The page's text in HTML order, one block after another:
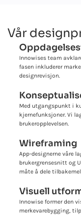
Vår
Innowises team
fasen inkluderer
designrevisjon.
Med utgangspunkt i
kjernefunksjoner. Vi
brukeropplevelsen.
Wireframing
App-designerne våre
brukergrensesnitt og
måte å dele
Visuell
Innowise former den
merkevarebygging,